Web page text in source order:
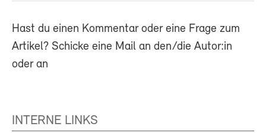
Hast du einen Kommentar oder eine Frage zum
Artikel? Schicke eine Mail an den/die Autor:in
oder an
INTERNE LINKS